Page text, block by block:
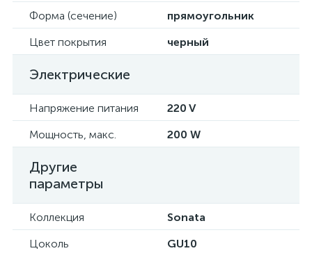
Форма (сечение)
прямоугольник
Цвет покрытия
черный
Электрические
Напряжение питания
220 V
Мощность, макс.
200 W
Другие
параметры
Коллекция
Sonata
Цоколь
GU10